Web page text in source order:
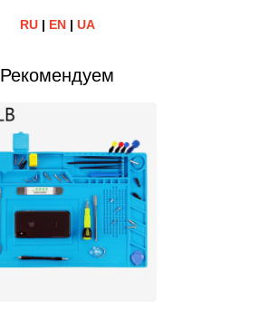
RU| EN| UA
Рекомендуем